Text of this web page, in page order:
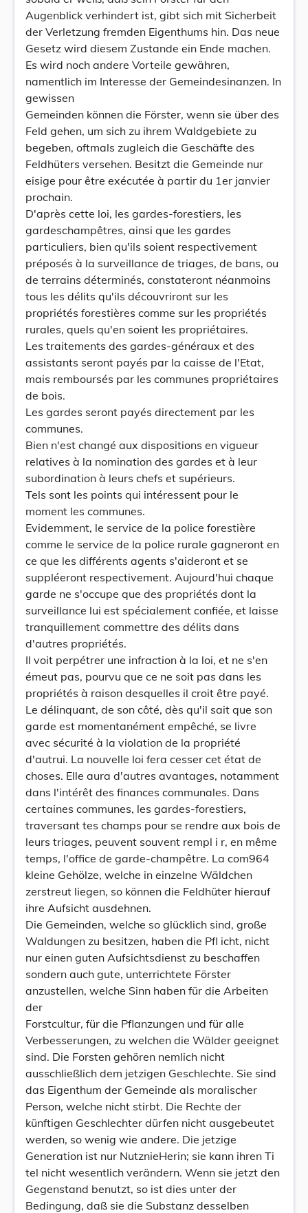
Augenblick verhindert ist, gibt sich mit Sicherbeit
der Verletzung fremden Eigenthums hin. Das neue
Gesetz wird diesem Zustande ein Ende machen.
Es wird noch andere Vorteile gewähren,
namentlich im Interesse der Gemeindesinanzen. In
gewissen
Gemeinden können die Förster, wenn sie über des
Feld gehen, um sich zu ihrem Waldgebiete zu
begeben, oftmals zugleich die Geschäfte des
Feldhüters versehen. Besitzt die Gemeinde nur
eisige pour être exécutée à partir du 1er janvier
prochain.
D'après cette loi, les gardes-forestiers, les
gardeschampêtres, ainsi que les gardes
particuliers, bien qu'ils soient respectivement
préposés à la surveillance de triages, de bans, ou
de terrains déterminés, constateront néanmoins
tous les délits qu'ils découvriront sur les
propriétés forestières comme sur les propriétés
rurales, quels qu'en soient les propriétaires.
Les traitements des gardes-généraux et des
assistants seront payés par la caisse de l'Etat,
mais remboursés par les communes propriétaires
de bois.
Les gardes seront payés directement par les
communes.
Bien n'est changé aux dispositions en vigueur
relatives à la nomination des gardes et à leur
subordination à leurs chefs et supérieurs.
Tels sont les points qui intéressent pour le
moment les communes.
Evidemment, le service de la police forestière
comme le service de la police rurale gagneront en
ce que les différents agents s'aideront et se
suppléeront respectivement. Aujourd'hui chaque
garde ne s'occupe que des propriétés dont la
surveillance lui est spécialement confiée, et laisse
tranquillement commettre des délits dans
d'autres propriétés.
Il voit perpétrer une infraction à la loi, et ne s'en
émeut pas, pourvu que ce ne soit pas dans les
propriétés à raison desquelles il croit être payé.
Le délinquant, de son côté, dès qu'il sait que son
garde est momentanément empêché, se livre
avec sécurité à la violation de la propriété
d'autrui. La nouvelle loi fera cesser cet état de
choses. Elle aura d'autres avantages, notamment
dans l'intérêt des finances communales. Dans
certaines communes, les gardes-forestiers,
traversant tes champs pour se rendre aux bois de
leurs triages, peuvent souvent rempl i r, en même
temps, l'office de garde-champêtre. La com964
kleine Gehölze, welche in einzelne Wäldchen
zerstreut liegen, so können die Feldhüter hierauf
ihre Aufsicht ausdehnen.
Die Gemeinden, welche so glücklich sind, große
Waldungen zu besitzen, haben die Pfl icht, nicht
nur einen guten Aufsichtsdienst zu beschaffen
sondern auch gute, unterrichtete Förster
anzustellen, welche Sinn haben für die Arbeiten
der
Forstcultur, für die Pflanzungen und für alle
Verbesserungen, zu welchen die Wälder geeignet
sind. Die Forsten gehören nemlich nicht
ausschließlich dem jetzigen Geschlechte. Sie sind
das Eigenthum der Gemeinde als moralischer
Person, welche nicht stirbt. Die Rechte der
künftigen Geschlechter dürfen nicht ausgebeutet
werden, so wenig wie andere. Die jetzige
Generation ist nur NutznieHerin; sie kann ihren Ti
tel nicht wesentlich verändern. Wenn sie jetzt den
Gegenstand benutzt, so ist dies unter der
Bedingung, daß sie die Substanz desselben